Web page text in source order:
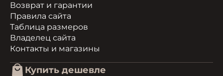
Возврат и гарантии
Правила сайта
Таблица размеров
Владелец сайта
Контакты и магазины
Купить дешевле